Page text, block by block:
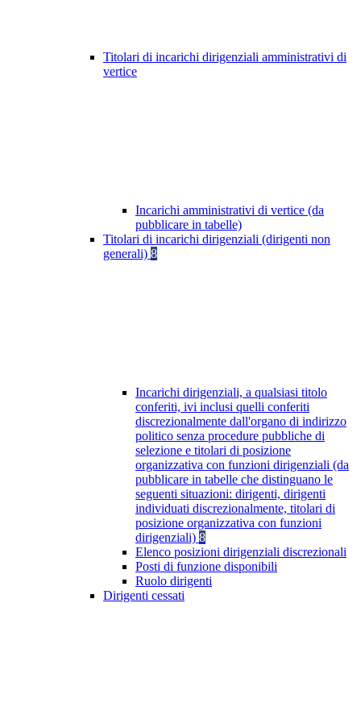
Titolari di incarichi dirigenziali amministrativi di
vertice
Incarichi amministrativi di vertice (da
pubblicare in tabelle)
Titolari di incarichi dirigenziali (dirigenti non
generali) 8
Incarichi dirigenziali, a qualsiasi titolo
conferiti, ivi inclusi quelli conferiti
discrezionalmente dall'organo di indirizzo
politico senza procedure pubbliche di
selezione e titolari di posizione
organizzativa con funzioni dirigenziali (da
pubblicare in tabelle che distinguano le
seguenti situazioni: dirigenti, dirigenti
individuati discrezionalmente, titolari di
posizione organizzativa con funzioni
dirigenziali) 8
Elenco posizioni dirigenziali discrezionali
Posti di funzione disponibili
Ruolo dirigenti
Dirigenti cessati